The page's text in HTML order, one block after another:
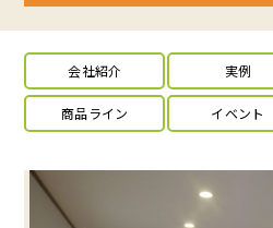
会社紹介 実例
商品ライン イベント